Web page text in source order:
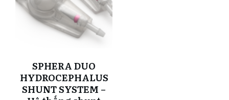
SPHERA DUO
HYDROCEPHALUS
SHUNT SYSTEM –